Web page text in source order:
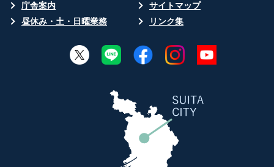
庁舎案内
サイトマップ
昼休み・土・日曜業務
リンク集